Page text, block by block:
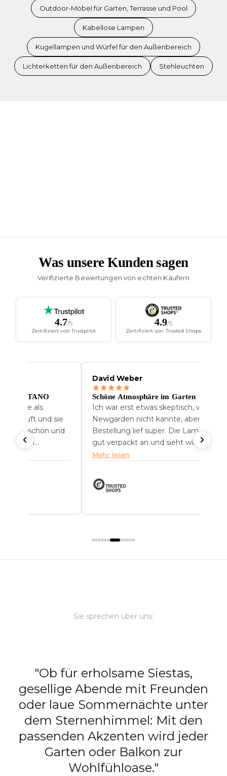
Outdoor-Möbel für Garten, Terrasse und Pool
Kabellose Lampen
Kugellampen und Würfel für den Außenbereich
Lichterketten für den Außenbereich Stehleuchten
Was unsere Kunden sagen
Verifizierte Bewertungen von echten Käufern
4.7/5
Zertifiziert von Trustpilot
4.9/5
Zertifiziert von Trusted Shops
POSITANO
Lampe als
gekauft und sie
Sie ist schön und
David Weber
Schöne Atmosphäre im Garten
Ich war erst etwas skeptisch, weil ich
Newgarden nicht kannte, aber die
Bestellung lief super. Die Lampe kam
gut verpackt an und sieht wirklich
hochwertig aus. Wir haben sie jetzt
Mehr lesen
Sie sprechen über uns:
"Ob für erholsame Siestas,
gesellige Abende mit Freunden
oder laue Sommernächte unter
dem Sternenhimmel: Mit den
passenden Akzenten wird jeder
Garten oder Balkon zur
Wohlfühloase."